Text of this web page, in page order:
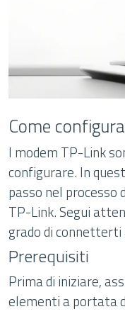
Come
I modem TP-Link
configurare. In
passo nel processo
TP-Link. Segui
grado di
Prerequisiti
Prima di iniziare,
elementi a portata